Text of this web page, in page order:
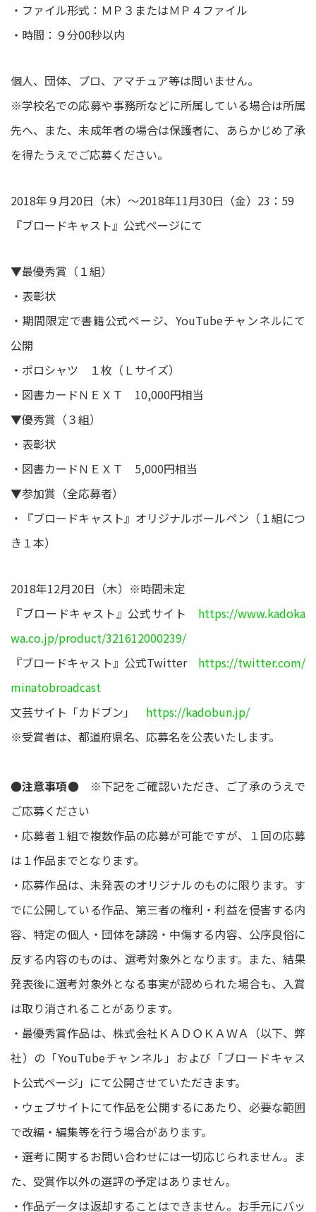
・ファイル形式：ＭＰ３またはＭＰ４ファイル
・時間：９分00秒以内
個人、団体、プロ、アマチュア等は問いません。
※学校名での応募や事務所などに所属している場合は所属
先へ、また、未成年者の場合は保護者に、あらかじめ了承
を得たうえでご応募ください。
2018年９月20日（木）～2018年11月30日（金）23：59
『ブロードキャスト』公式ページにて
▼最優秀賞（１組）
・表彰状
・期間限定で書籍公式ページ、YouTubeチャンネルにて
公開
・ポロシャツ １枚（Ｌサイズ）
・図書カードＮＥＸＴ 10,000円相当
▼優秀賞（３組）
・表彰状
・図書カードＮＥＸＴ 5,000円相当
▼参加賞（全応募者）
・『ブロードキャスト』オリジナルボールペン（１組につ
き１本）
2018年12月20日（木）※時間未定
『ブロードキャスト』公式サイト https://www.kadoka
wa.co.jp/product/321612000239/
『ブロードキャスト』公式Twitter https://twitter.com/
minatobroadcast
文芸サイト「カドブン」 https://kadobun.jp/
※受賞者は、都道府県名、応募名を公表いたします。
●注意事項●※下記をご確認いただき、ご了承のうえで
ご応募ください
・応募者１組で複数作品の応募が可能ですが、１回の応募
は１作品までとなります。
・応募作品は、未発表のオリジナルのものに限ります。す
でに公開している作品、第三者の権利・利益を侵害する内
容、特定の個人・団体を誹謗・中傷する内容、公序良俗に
反する内容のものは、選考対象外となります。また、結果
発表後に選考対象外となる事実が認められた場合も、入賞
は取り消されることがあります。
・最優秀賞作品は、株式会社ＫＡＤＯＫＡＷＡ（以下、弊
社）の「YouTubeチャンネル」および「ブロードキャス
ト公式ページ」にて公開させていただきます。
・ウェブサイトにて作品を公開するにあたり、必要な範囲
で改編・編集等を行う場合があります。
・選考に関するお問い合わせには一切応じられません。ま
た、受賞作以外の選評の予定はありません。
・作品データは返却することはできません。お手元にバッ